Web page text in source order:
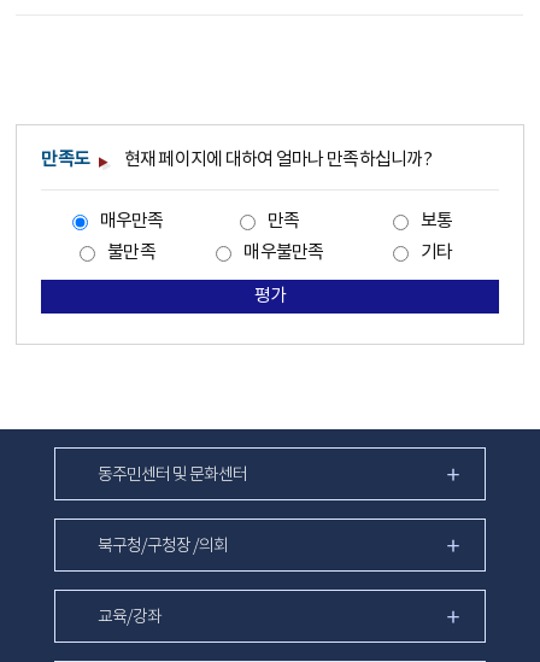
만족도 현재 페이지에 대하여 얼마나 만족하십니까?
매우만족 만족
보통
불만족
매우불만족 기타
평가
동주민센터 및 문화센터
북구청/구청장 /의회
교육/강좌